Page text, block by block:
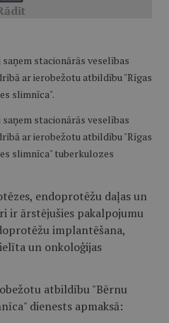
stacionārās veselības
ar ierobežotu atbildību "Rīgas
slimnīca".
stacionārās veselības
ar ierobežotu atbildību "Rīgas
slimnīca" tuberkulozes
endoprotēžu daļas un
ir ārstējušies pakalpojumu
implantēšana,
un onkoloģijas
atbildību "Bērnu
dienests apmaksā: